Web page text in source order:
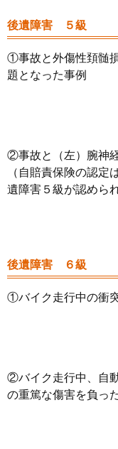
後遺障害 ５級
①事故と外傷性頚髄
題となった事例
②事故と（左）腕神
（自賠責保険の認定
遺障害５級が認めら
後遺障害 ６級
①バイク走行中の衝
②バイク走行中、自
の重篤な傷害を負っ